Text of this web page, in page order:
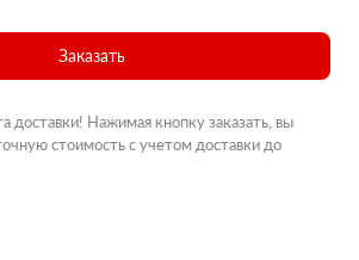
Заказать
доставки! Нажимая кнопку заказать, вы
стоимость с учетом доставки до